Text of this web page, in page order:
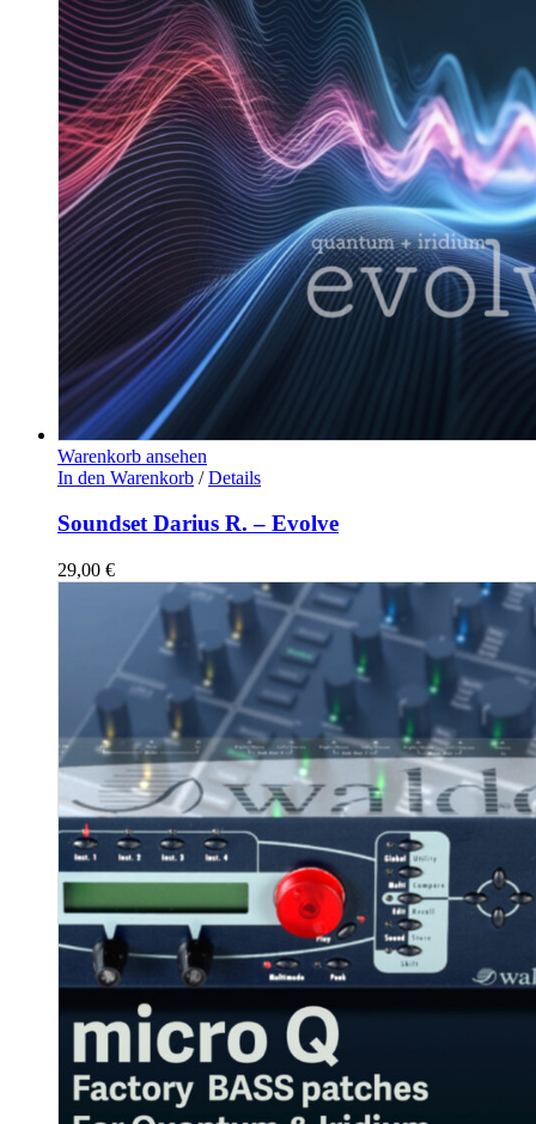
Warenkorb ansehen
In den Warenkorb / Details
Soundset Darius R. – Evolve
29,00 €